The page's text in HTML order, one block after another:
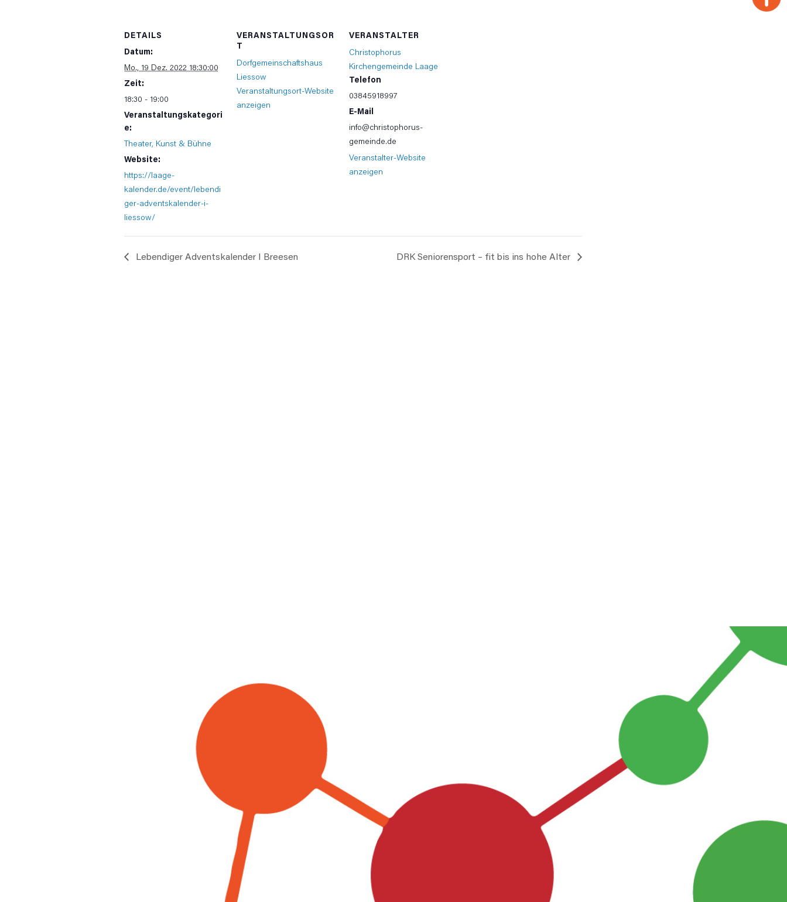
DETAILS
Datum:
Mo., 19 Dez. 2022 18:30:00
Zeit:
18:30 - 19:00
Veranstaltungskategori
e:
Theater, Kunst & Bühne
Website:
https://laage-
kalender.de/event/lebendi
ger-adventskalender-i-
liessow/
VERANSTALTUNGSOR
T
Dorfgemeinschaftshaus
Liessow
Veranstaltungsort-Website
anzeigen
VERANSTALTER
Christophorus
Kirchengemeinde Laage
Telefon
03845918997
E-Mail
info@christophorus-
gemeinde.de
Veranstalter-Website
anzeigen
Lebendiger Adventskalender I Breesen DRK Seniorensport – fit bis ins hohe Alter